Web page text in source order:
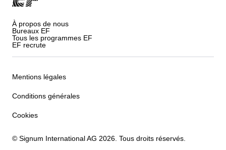
À propos de nous
Bureaux EF
Tous les programmes EF
EF recrute
Mentions légales
Conditions générales
Cookies
© Signum International AG 2026. Tous droits réservés.